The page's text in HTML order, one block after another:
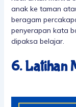
anak ke taman
beragam
penyerapan kata
dipaksa belajar.
6. Latihan